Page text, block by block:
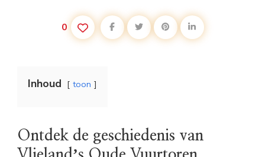
0
Inhoud toon
Ontdek de geschiedenis van